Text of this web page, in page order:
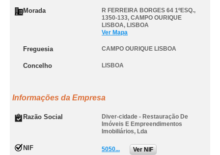
Morada
R FERREIRA BORGES 64 1ºESQ.,
1350-133, CAMPO OURIQUE
LISBOA, LISBOA
Ver Mapa
Freguesia CAMPO OURIQUE LISBOA
Concelho LISBOA
Informações da Empresa
Razão Social
Diver-cidade - Restauração De
Imóveis E Empreendimentos
Imobiliários, Lda
NIF 5050... Ver NIF